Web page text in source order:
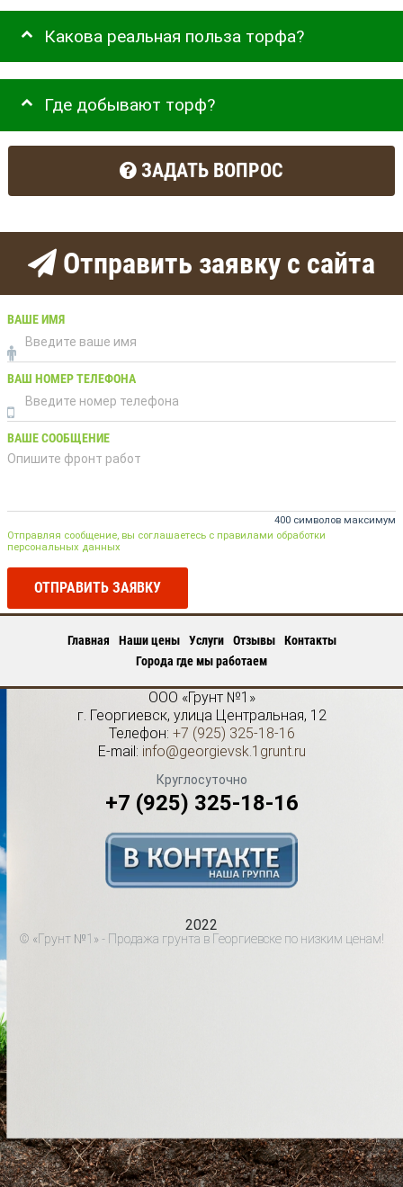
Какова реальная польза торфа?
Где добывают торф?
ЗАДАТЬ ВОПРОС
Отправить заявку с сайта
ВАШЕ ИМЯ
ВАШ НОМЕР ТЕЛЕФОНА
ВАШЕ СООБЩЕНИЕ
400 символов максимум
Отправляя сообщение, вы соглашаетесь с правилами обработки
персональных данных
ОТПРАВИТЬ ЗАЯВКУ
Главная Наши цены Услуги Отзывы
Контакты
Города где мы работаем
ООО «Грунт №1»
г. Георгиевск, улица Центральная, 12
Телефон: +7 (925) 325-18-16
E-mail: info@georgievsk.1grunt.ru
Круглосуточно
+7 (925) 325-18-16
2022
© «Грунт №1» - Продажа грунта в Георгиевске по низким ценам!